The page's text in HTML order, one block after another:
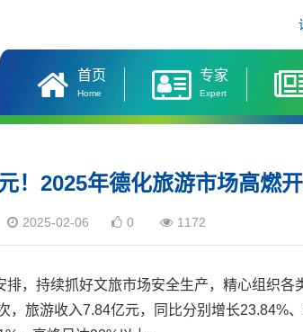
首页
Home
专家
Expert
！2025年德化旅游市场高燃开
2025-02-06 0 1172
， 持续抓好文旅市场安全生产， 精心组织各
， 旅游收入7.84亿元， 同比分别增长23.84%、